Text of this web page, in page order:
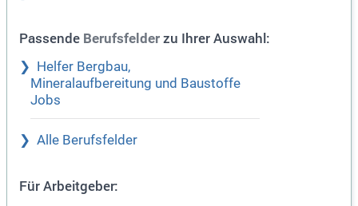
Passende Berufsfelder zu Ihrer Auswahl:
Helfer Bergbau,
Mineralaufbereitung und Baustoffe
Jobs
Alle Berufsfelder
Für Arbeitgeber: